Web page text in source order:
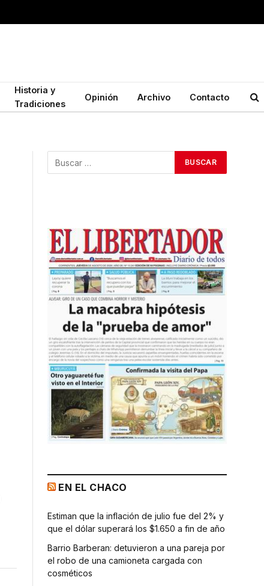
Historia y
Tradiciones
Opinión Archivo Contacto
EN EL CHACO
Estiman que la inflación de julio fue del 2% y
que el dólar superará los $1.650 a fin de año
Barrio Barberan: detuvieron a una pareja por
el robo de una camioneta cargada con
cosméticos